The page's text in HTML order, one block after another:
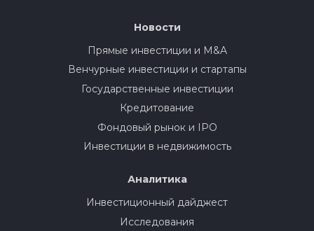
Новости
Прямые инвестиции и M&A
Венчурные инвестиции и стартапы
Государственные инвестиции
Кредитование
Фондовый рынок и IPO
Инвестиции в недвижимость
Аналитика
Инвестиционный дайджест
Исследования